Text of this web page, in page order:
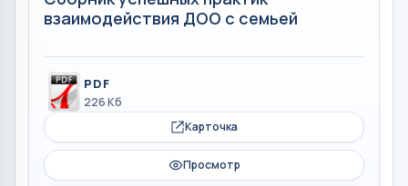
взаимодействия ДОО с семьей
PDF
226 Кб
Карточка
Просмотр